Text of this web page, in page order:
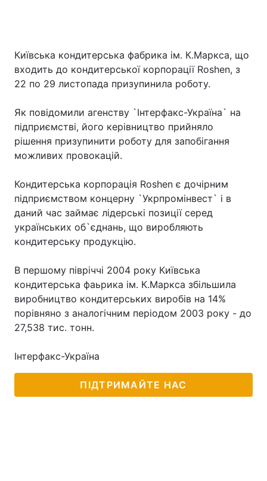
Київська кондитерська фабрика ім. К.Маркса, що
входить до кондитерської корпорації Roshen, з
22 по 29 листопада призупинила роботу.
Як повідомили агенству `Інтерфакс-Україна` на
підприємстві, його керівництво прийняло
рішення призупинити роботу для запобігання
можливих провокацій.
Кондитерська корпорація Roshen є дочірним
підприємством концерну `Укрпромінвест` і в
даний час займає лідерські позиції серед
українських об`єднань, що виробляють
кондитерську продукцію.
В першому півріччі 2004 року Київська
кондитерська фаьрика ім. К.Маркса збільшила
виробництво кондитерських виробів на 14%
порівняно з аналогічним періодом 2003 року - до
27,538 тис. тонн.
Інтерфакс-Україна
ПІДТРИМАЙТЕ НАС